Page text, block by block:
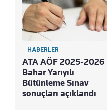
HABERLER
ATA AÖF 2025-2026
Bahar Yarıyılı
Bütünleme Sınav
sonuçları açıklandı